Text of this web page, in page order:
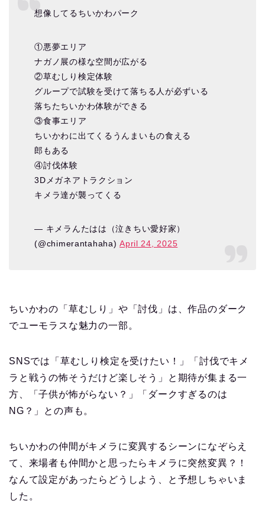
想像してるちいかわパーク
①悪夢エリア
ナガノ展の様な空間が広がる
②草むしり検定体験
グループで試験を受けて落ちる人が必ずいる
落ちたちいかわ体験ができる
③食事エリア
ちいかわに出てくるうんまいもの食える
郎もある
④討伐体験
3Dメガネアトラクション
キメラ達が襲ってくる
— キメラんたはは（泣きちい愛好家）
(@chimerantahaha)April 24, 2025
ちいかわの「草むしり」や「討伐」は、作品のダーク
でユーモラスな魅力の一部。
SNSでは「草むしり検定を受けたい！」「討伐でキメ
ラと戦うの怖そうだけど楽しそう」と期待が集まる一
方、「子供が怖がらない？」「ダークすぎるのは
NG？」との声も。
ちいかわの仲間がキメラに変異するシーンになぞらえ
て、来場者も仲間かと思ったらキメラに突然変異？！
なんて設定があったらどうしよう、と予想しちゃいま
した。